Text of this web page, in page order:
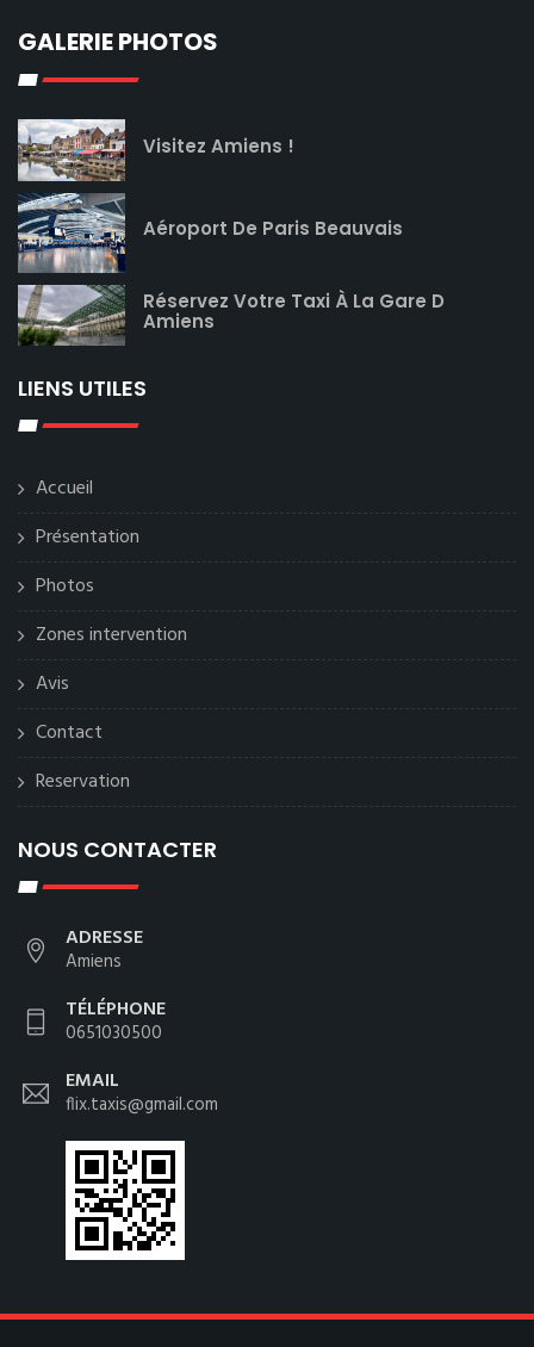
GALERIE PHOTOS
Visitez Amiens !
Aéroport De Paris Beauvais
Réservez Votre Taxi À La Gare D
Amiens
LIENS UTILES
Accueil
Présentation
Photos
Zones intervention
Avis
Contact
Reservation
NOUS CONTACTER
ADRESSE
Amiens
TÉLÉPHONE
0651030500
EMAIL
flix.taxis@gmail.com